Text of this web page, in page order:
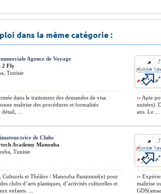
dans la même catégorie :
Agence de Voyage
2 Fly
Tunisie
dans le traitement des demandes de visa
maîtrise des procédures et formalités
...
›› Apte
nuitées).
ans. Le ...
de Clubs
Academy Manouba
Tunisie
Culturels et Théâtre / Manouba Passionné(e) pour
clubs d’arts plastiques, d’activités culturelles et
enfants. ...
››
maîtrise